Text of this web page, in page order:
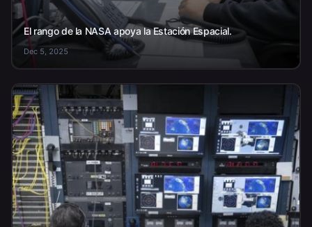
El rango de la NASA apoya la Estación Espacial.
Dec 5, 2025